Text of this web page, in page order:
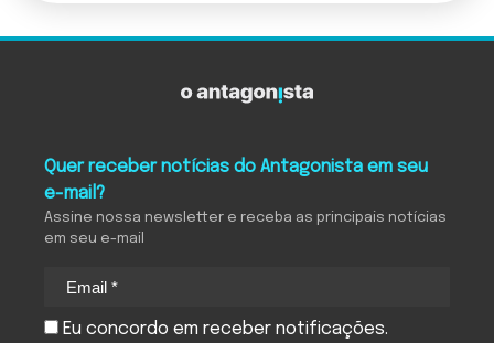
Quer receber notícias do Antagonista em seu
e-mail?
Assine nossa newsletter e receba as principais notícias
em seu e-mail
Eu concordo em receber notificações.